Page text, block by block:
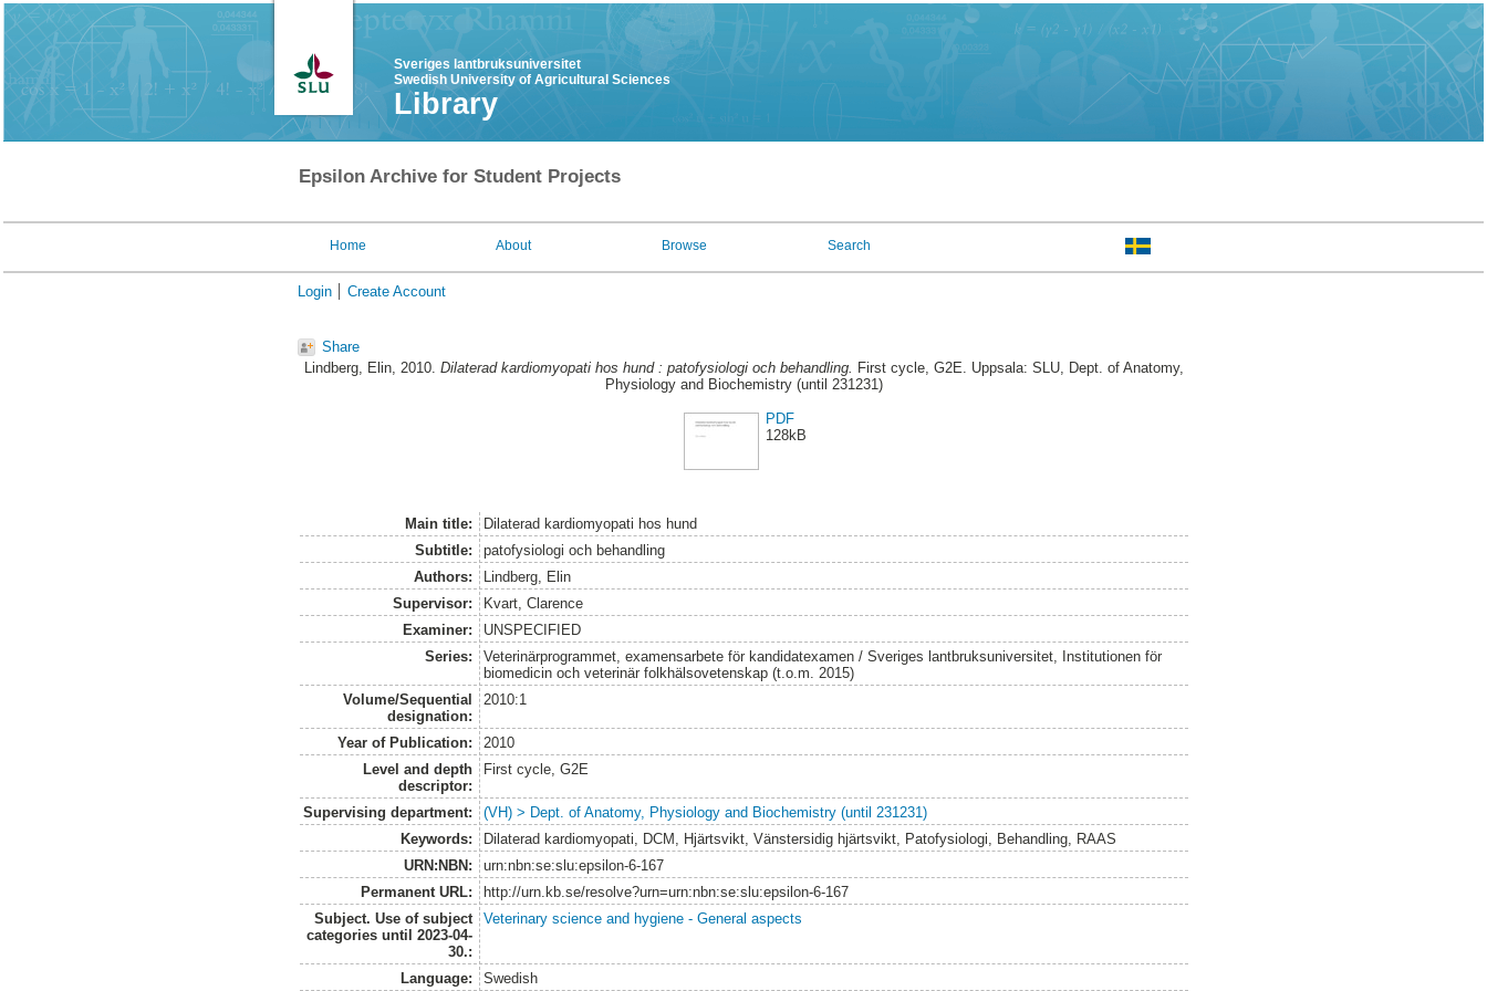
Sveriges lantbruksuniversitet
Swedish University of Agricultural Sciences
Library
Epsilon Archive for Student Projects
Home About Browse Search
Login Create Account
Share
Lindberg, Elin, 2010. Dilaterad kardiomyopati hos hund : patofysiologi och behandling. First cycle, G2E. Uppsala: SLU, Dept. of Anatomy,
Physiology and Biochemistry (until 231231)
PDF
128kB
Main title:
Dilaterad kardiomyopati hos hund
Subtitle:
patofysiologi och behandling
Authors:
Lindberg, Elin
Supervisor:
Kvart, Clarence
Examiner:
UNSPECIFIED
Series:
Veterinärprogrammet, examensarbete för kandidatexamen / Sveriges lantbruksuniversitet, Institutionen för
biomedicin och veterinär folkhälsovetenskap (t.o.m. 2015)
Volume/Sequential
designation:
2010:1
Year of Publication:
2010
Level and depth
descriptor:
First cycle, G2E
Supervising department:
(VH) > Dept. of Anatomy, Physiology and Biochemistry (until 231231)
Keywords:
Dilaterad kardiomyopati, DCM, Hjärtsvikt, Vänstersidig hjärtsvikt, Patofysiologi, Behandling, RAAS
URN:NBN:
urn:nbn:se:slu:epsilon-6-167
Permanent URL:
http://urn.kb.se/resolve?urn=urn:nbn:se:slu:epsilon-6-167
Subject. Use of subject
categories until 2023-04-
30.:
Veterinary science and hygiene - General aspects
Language: Swedish